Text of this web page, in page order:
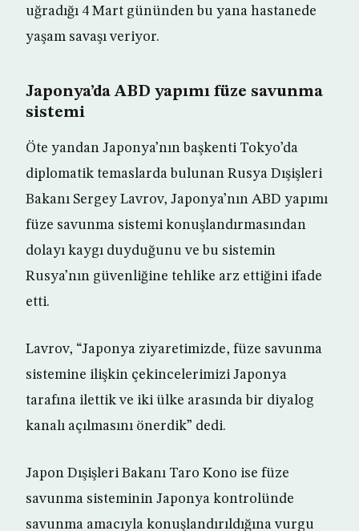
uğradığı 4 Mart gününden bu yana hastanede
yaşam savaşı veriyor.
Japonya’da ABD yapımı füze savunma
sistemi
Öte yandan Japonya’nın başkenti Tokyo’da
diplomatik temaslarda bulunan Rusya Dışişleri
Bakanı Sergey Lavrov, Japonya’nın ABD yapımı
füze savunma sistemi konuşlandırmasından
dolayı kaygı duyduğunu ve bu sistemin
Rusya’nın güvenliğine tehlike arz ettiğini ifade
etti.
Lavrov, “Japonya ziyaretimizde, füze savunma
sistemine ilişkin çekincelerimizi Japonya
tarafına ilettik ve iki ülke arasında bir diyalog
kanalı açılmasını önerdik” dedi.
Japon Dışişleri Bakanı Taro Kono ise füze
savunma sisteminin Japonya kontrolünde
savunma amacıyla konuşlandırıldığına vurgu